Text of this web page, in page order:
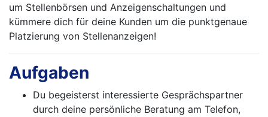
um Stellenbörsen und Anzeigenschaltungen und
kümmere dich für deine Kunden um die punktgenaue
Platzierung von Stellenanzeigen!
Aufgaben
Du begeisterst interessierte Gesprächspartner
durch deine persönliche Beratung am Telefon,